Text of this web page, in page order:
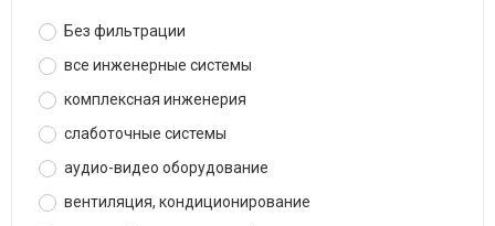
Без фильтрации
все инженерные системы
комплексная инженерия
слаботочные системы
аудио-видео оборудование
вентиляция, кондиционирование